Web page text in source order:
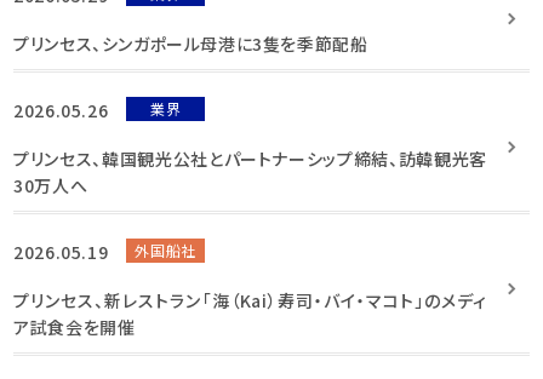
プリンセス、シンガポール母港に3隻を季節配船
2026.05.26 業界
プリンセス、韓国観光公社とパートナーシップ締結、訪韓観光客
30万人へ
2026.05.19 外国船社
プリンセス、新レストラン「海（Kai）寿司・バイ・マコト」のメディ
ア試食会を開催